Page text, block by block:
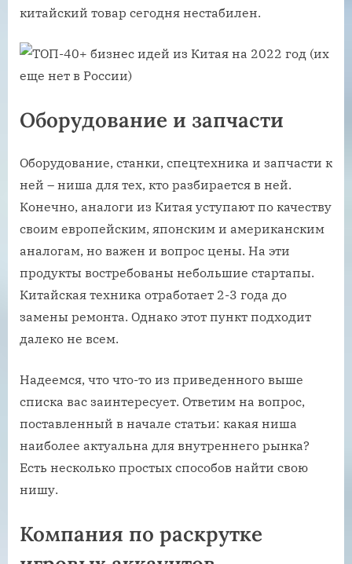
китайский товар сегодня нестабилен.
Оборудование и запчасти
Оборудование, станки, спецтехника и запчасти к
ней – ниша для тех, кто разбирается в ней.
Конечно, аналоги из Китая уступают по качеству
своим европейским, японским и американским
аналогам, но важен и вопрос цены. На эти
продукты востребованы небольшие стартапы.
Китайская техника отработает 2-3 года до
замены ремонта. Однако этот пункт подходит
далеко не всем.
Надеемся, что что-то из приведенного выше
списка вас заинтересует. Ответим на вопрос,
поставленный в начале статьи: какая ниша
наиболее актуальна для внутреннего рынка?
Есть несколько простых способов найти свою
нишу.
Компания по раскрутке